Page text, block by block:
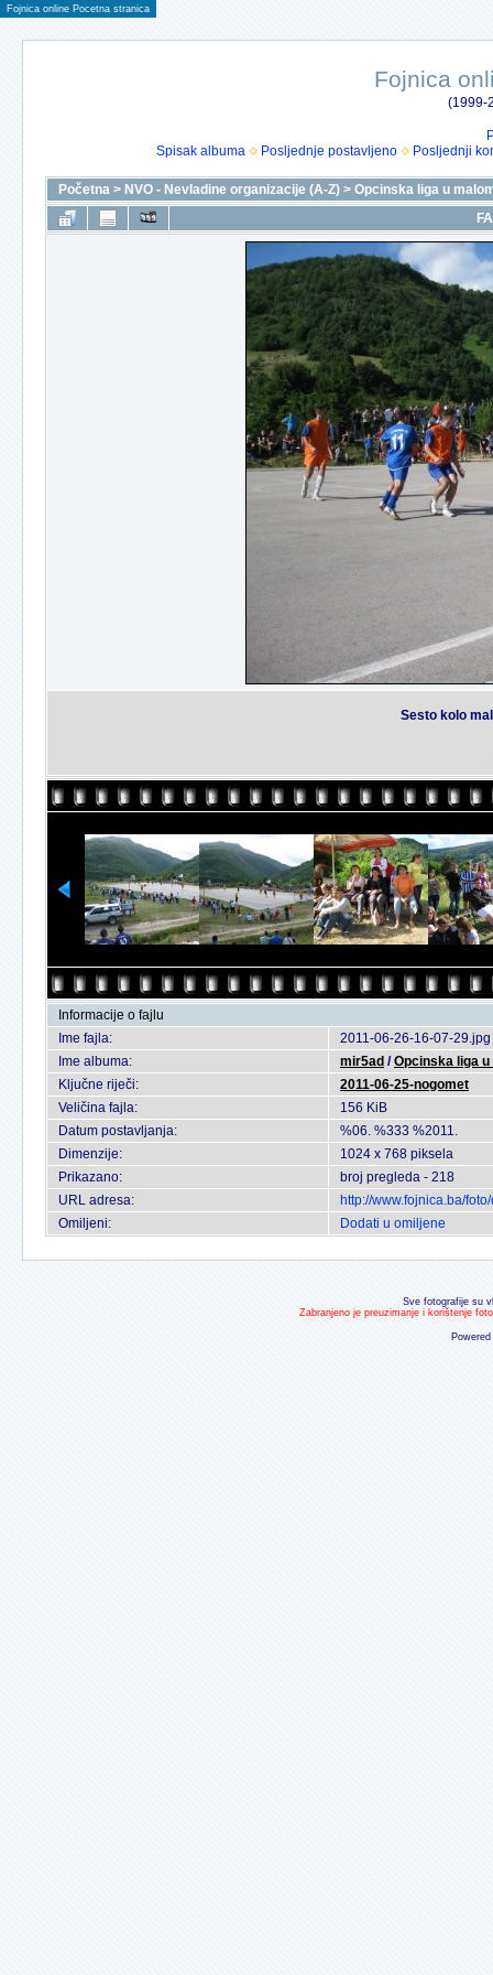
Fojnica online Pocetna stranica
Fojnica
(1999-
Spisak albuma
Posljednje postavljeno Posljednji
Početna > NVO - Nevladine organizacije (A-Z) > Opcinska liga u
Sesto kolo
Informacije o fajlu
Ime fajla:
2011-06-26-16-07-29.jpg
Ime albuma:
mir5ad /Opcinska liga
Ključne riječi:
2011-06-25-nogomet
Veličina fajla:
156 KiB
Datum postavljanja:
%06. %333 %2011.
Dimenzije:
1024 x 768 piksela
Prikazano:
broj pregleda - 218
URL adresa:
http://www.fojnica.ba/
Omiljeni:
Dodati u omiljene
Sve fotografije su
Zabranjeno je preuzimanje i korištenje